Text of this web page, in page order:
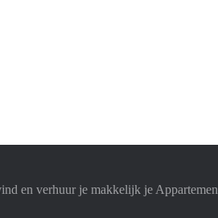
en verhuur je makkelijk je